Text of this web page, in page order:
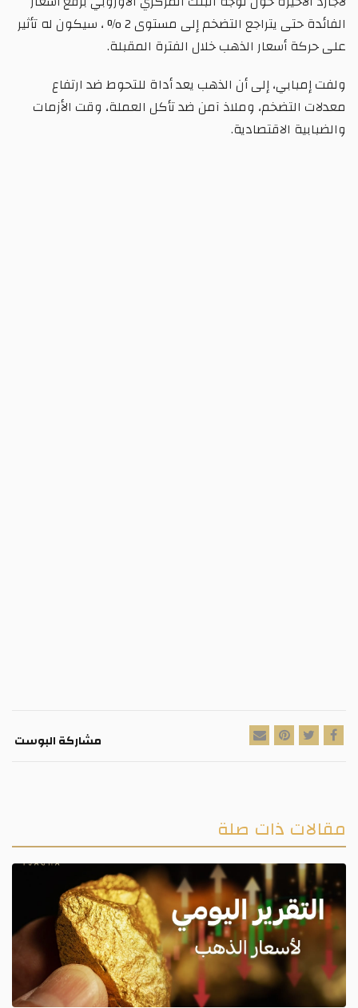
الفائدة حتى يتراجع التضخم إلى مستوى 2 % ، سيكون له تأثير
على حركة أسعار الذهب خلال الفترة المقبلة.
ولفت إمبابي، إلى أن الذهب يعد أداة للتحوط ضد ارتفاع
معدلات التضخم، وملاذ آمن ضد تأكل العملة، وقت الأزمات
والضبابية الاقتصادية.
مشاركة البوست
مقالات ذات صلة